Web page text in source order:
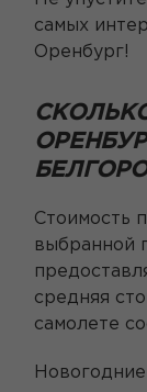
самых
Оренбург!
Стоимость
выбранной
средняя
самолете